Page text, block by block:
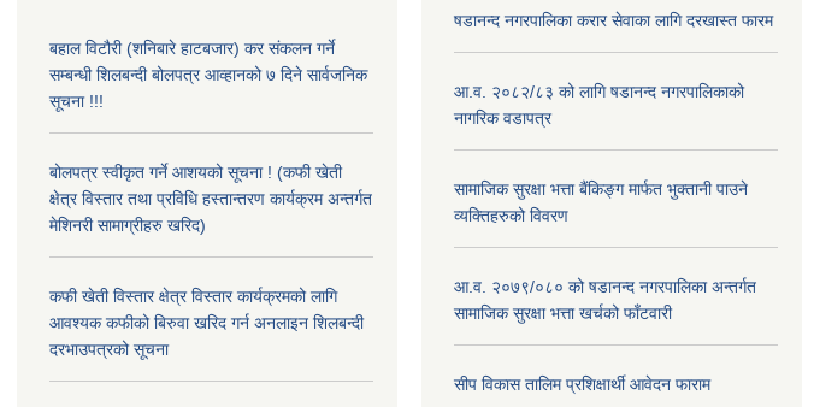
बहाल विटौरी (शनिबारे हाटबजार) कर संकलन गर्ने
सम्बन्धी शिलबन्दी बोलपत्र आव्हानको ७ दिने सार्वजनिक
सूचना !!!
बोलपत्र स्वीकृत गर्ने आशयको सूचना ! (कफी खेती
क्षेत्र विस्तार तथा प्रविधि हस्तान्तरण कार्यक्रम अन्तर्गत
मेशिनरी सामाग्रीहरु खरिद)
कफी खेती विस्तार क्षेत्र विस्तार कार्यक्रमको लागि
आवश्यक कफीको बिरुवा खरिद गर्न अनलाइन शिलबन्दी
दरभाउपत्रको सूचना
षडानन्द नगरपालिका करार सेवाका लागि दरखास्त फारम
आ.व. २०८२/८३ को लागि षडानन्द नगरपालिकाको
नागरिक वडापत्र
सामाजिक सुरक्षा भत्ता बैंकिङ्ग मार्फत भुक्तानी पाउने
व्यक्तिहरुको विवरण
आ.व. २०७९/०८० को षडानन्द नगरपालिका अन्तर्गत
सामाजिक सुरक्षा भत्ता खर्चको फाँटवारी
सीप विकास तालिम प्रशिक्षार्थी आवेदन फाराम